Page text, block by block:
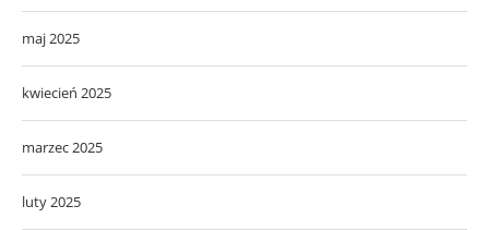
maj 2025
kwiecień 2025
marzec 2025
luty 2025